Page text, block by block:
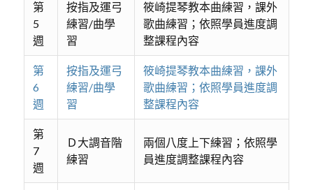
第
5
週
按指及運弓
練習/曲學
習
筱崎提琴教本曲練習，課外
歌曲練習；依照學員進度調
整課程內容
第
6
週
按指及運弓
練習/曲學
習
筱崎提琴教本曲練習，課外
歌曲練習；依照學員進度調
整課程內容
第
7
週
Ｄ大調音階
練習
兩個八度上下練習；依照學
員進度調整課程內容